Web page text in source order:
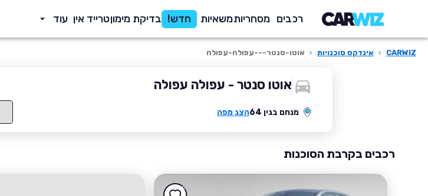
רכבים מסחריותמשאיות חדש! בדיקת מימוןטרייד אין עוד
CARWIZ
› אינדקס סוכנויות › אוטו-סנטר---עפולה-עפולה
אוטו סנטר - עפולה עפולה
מנחם בגין 64 הצג מפה
רכבים בקרבת הסוכנות